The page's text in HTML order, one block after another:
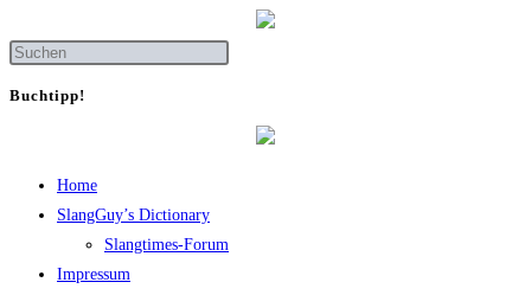
Buch­tipp!
Home
SlangGuy’s Dic­tion­a­ry
Slang­times-Forum
Impres­sum